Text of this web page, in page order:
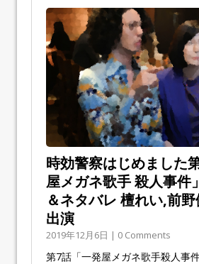
時効警察はじめました
屋メガネ歌手 殺人事件
＆ネタバレ 檀れい,前
出演
2019年12月6日 | 0 Comments
第7話「一発屋メガネ歌手殺人事